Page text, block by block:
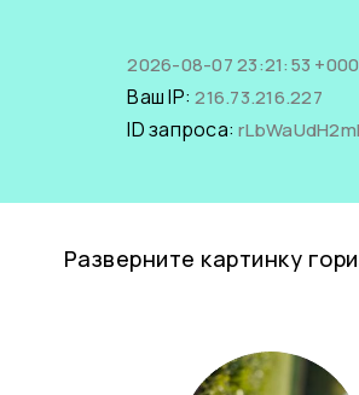
2026-08-07 23:21:53
Ваш IP:216.73.216.227
ID запроса:
Разверните картинку